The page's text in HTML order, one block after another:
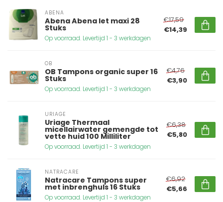
ABENA
Abena Abena let maxi 28
Stuks
Op voorraad. Levertijd 1 - 3 werkdagen
€17,59
€14,39
OB
OB Tampons organic super 16
Stuks
Op voorraad. Levertijd 1 - 3 werkdagen
€4,76
€3,90
URIAGE
Uriage Thermaal
micellairwater gemengde tot
vette huid 100 Milliliter
Op voorraad. Levertijd 1 - 3 werkdagen
€6,38
€5,80
NATRACARE
Natracare Tampons super
met inbrenghuls 16 Stuks
Op voorraad. Levertijd 1 - 3 werkdagen
€6,92
€5,66